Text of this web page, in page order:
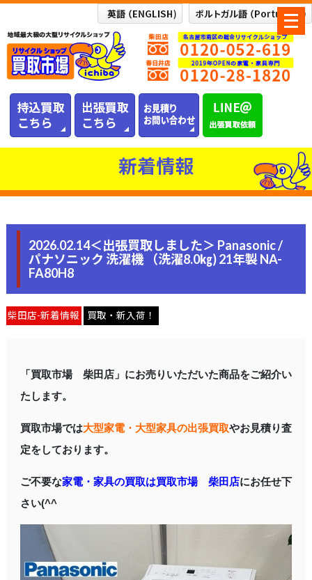
メ
ニ
ュ
ー
新着情報
2026.02.14＜出張買取しました＞ Panasonic /
パナソニック 洗濯機 （洗濯8.0㎏) 21年製 NA-
FA80H8
柴田店-新着情報 買取・新入荷！
「買取市場 柴田店」にお売りいただいた商品をご紹介い
たします。
買取市場では大型家電・大型家具の出張買取やお見積り査
定をしております。
ご不要な家電・家具の買取は買取市場 柴田店にお任せ下
さい(^^